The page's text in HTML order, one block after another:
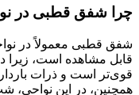
چرا شفق قطبی در
شفق قطبی معمولاً در
قابل مشاهده است، زیرا
قوی‌تر است و ذرات
همچنین، در این نواحی،